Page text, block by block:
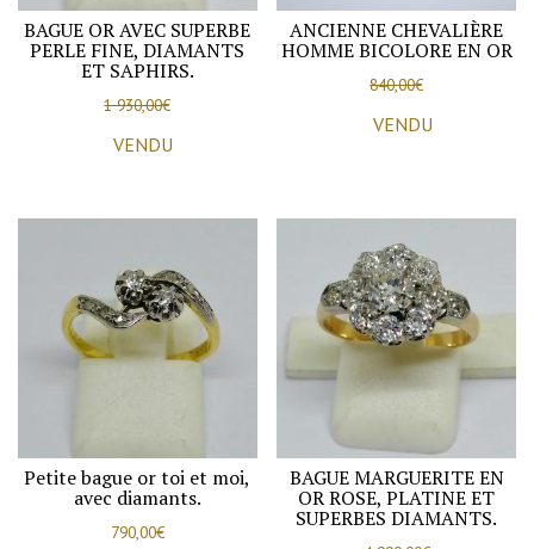
BAGUE OR AVEC SUPERBE
PERLE FINE, DIAMANTS
ET SAPHIRS.
1 930,00€
VENDU
ANCIENNE CHEVALIÈRE
HOMME BICOLORE EN OR
840,00€
VENDU
Petite bague or toi et moi,
avec diamants.
790,00€
BAGUE MARGUERITE EN
OR ROSE, PLATINE ET
SUPERBES DIAMANTS.